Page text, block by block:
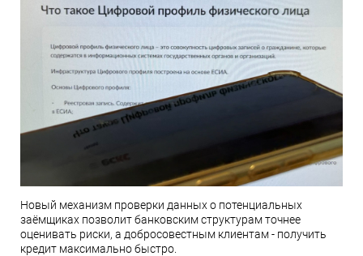
Новый механизм проверки данных о потенциальных
заёмщиках позволит банковским структурам точнее
оценивать риски, а добросовестным клиентам - получить
кредит максимально быстро.